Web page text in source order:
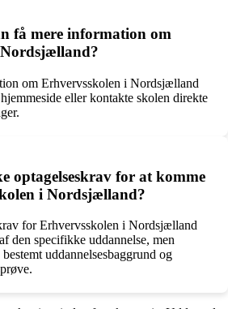
få mere information om
om Erhvervsskolen i Nordsjælland
eller kontakte skolen direkte
optagelseskrav for at komme
i Nordsjælland?
for Erhvervsskolen i Nordsjælland
den specifikke uddannelse, men
uddannelsesbaggrund og